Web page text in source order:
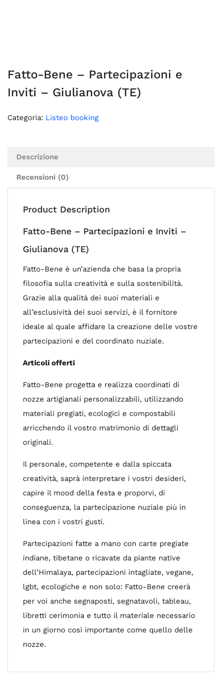
Fatto-Bene – Partecipazioni e
Inviti – Giulianova (TE)
Categoria: Listeo booking
Descrizione
Recensioni (0)
Product Description
Fatto-Bene – Partecipazioni e Inviti –
Giulianova (TE)
Fatto-Bene è un’azienda che basa la propria
filosofia sulla creatività e sulla sostenibilità.
Grazie alla qualità dei suoi materiali e
all’esclusività dei suoi servizi, è il fornitore
ideale al quale affidare la creazione delle vostre
partecipazioni e del coordinato nuziale.
Articoli offerti
Fatto-Bene progetta e realizza coordinati di
nozze artigianali personalizzabili, utilizzando
materiali pregiati, ecologici e compostabili
arricchendo il vostro matrimonio di dettagli
originali.
Il personale, competente e dalla spiccata
creatività, saprà interpretare i vostri desideri,
capire il mood della festa e proporvi, di
conseguenza, la partecipazione nuziale più in
linea con i vostri gusti.
Partecipazioni fatte a mano con carte pregiate
indiane, tibetane o ricavate da piante native
dell’Himalaya, partecipazioni intagliate, vegane,
lgbt, ecologiche e non solo: Fatto-Bene creerà
per voi anche segnaposti, segnatavoli, tableau,
libretti cerimonia e tutto il materiale necessario
in un giorno così importante come quello delle
nozze.